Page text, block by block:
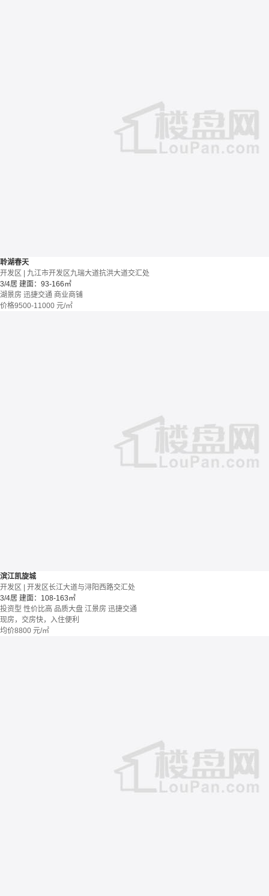
聆湖春天
开发区 | 九江市开发区九瑞大道抗洪大道交汇处
3/4居 建面：93-166㎡
湖景房 迅捷交通 商业商铺
价格9500-11000 元/㎡
滨江凯旋城
开发区 | 开发区长江大道与浔阳西路交汇处
3/4居 建面：108-163㎡
投资型 性价比高 品质大盘 江景房 迅捷交通
现房，交房快，入住便利
均价8800 元/㎡